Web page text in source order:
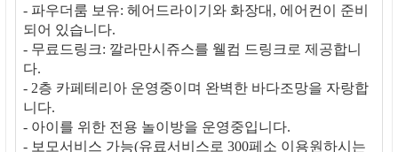
- 파우더룸 보유: 헤어드라이기와 화장대, 에어컨이 준비
되어 있습니다.
- 무료드링크: 깔라만시쥬스를 웰컴 드링크로 제공합니
다.
- 2층 카페테리아 운영중이며 완벽한 바다조망을 자랑합
니다.
- 아이를 위한 전용 놀이방을 운영중입니다.
- 보모서비스 가능(유료서비스로 300페소 이용원하시는